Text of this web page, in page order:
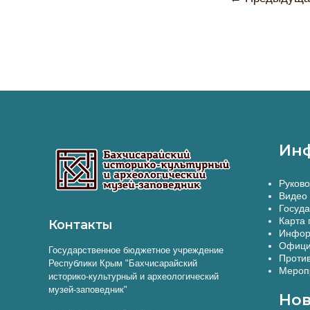
Контакты
Государственное бюджетное учреждение
Республики Крым "Бахчисарайский
историко-культурный и археологический
музей-заповедник"
Видео
Карта